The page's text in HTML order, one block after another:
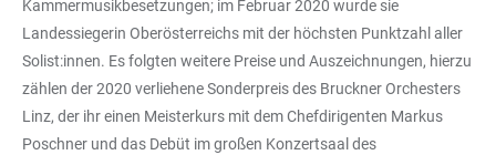
Kammermusikbesetzungen; im Februar 2020 wurde sie
Landessiegerin Oberösterreichs mit der höchsten Punktzahl aller
Solist:innen. Es folgten weitere Preise und Auszeichnungen, hierzu
zählen der 2020 verliehene Sonderpreis des Bruckner Orchesters
Linz, der ihr einen Meisterkurs mit dem Chefdirigenten Markus
Poschner und das Debüt im großen Konzertsaal des